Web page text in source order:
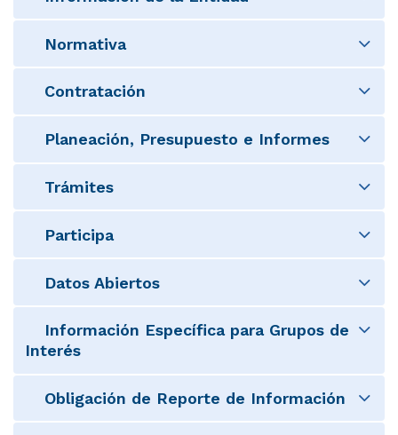
Normativa
Contratación
Planeación, Presupuesto e Informes
Trámites
Participa
Datos Abiertos
Información Específica para Grupos de
Interés
Obligación de Reporte de Información